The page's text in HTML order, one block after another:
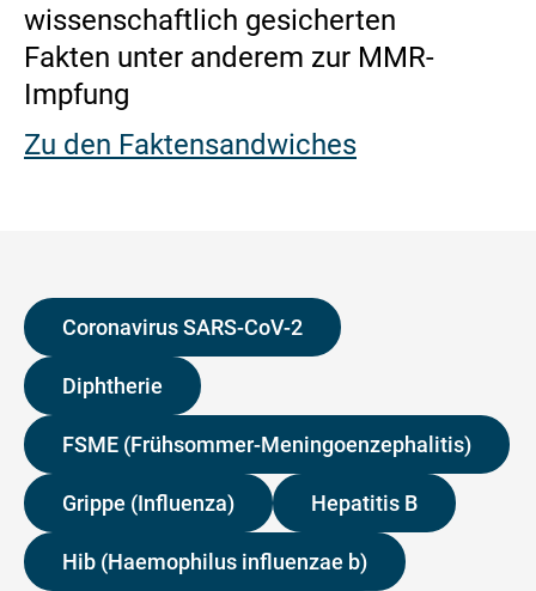
wissenschaftlich gesicherten
Fakten unter anderem zur MMR-
Impfung
Zu den Faktensandwiches
Coronavirus SARS-CoV-2
Diphtherie
FSME (Frühsommer-Meningoenzephalitis)
Grippe (Influenza) Hepatitis B
Hib (Haemophilus influenzae b)